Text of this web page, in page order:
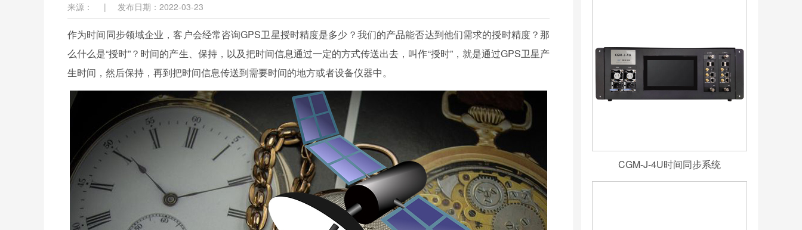
来源： | 发布日期：2022-03-23
作为时间同步领域企业，客户会经常咨询GPS卫星授时精度是多少？我们的产品能否达到他们需求的授时精度？那
么什么是“授时”？时间的产生、保持，以及把时间信息通过一定的方式传送出去，叫作“授时”，就是通过GPS卫星产
生时间，然后保持，再到把时间信息传送到需要时间的地方或者设备仪器中。
CGM-J-4U时间同步系统